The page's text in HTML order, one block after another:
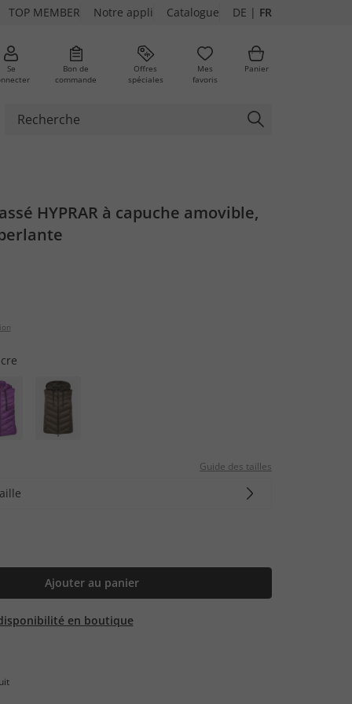
TOP MEMBER Notre appli Catalogue DE | FR
Se
Bon de
commande
Offres
spéciales
Mes
favoris
Panier
HYPRAR à capuche amovible,
Guide des tailles
Ajouter au panier
en boutique